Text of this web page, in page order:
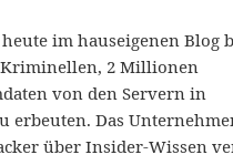
im hauseigenen Blog
Kriminellen, 2 Millionen
von den Servern in
erbeuten. Das
über Insider-Wissen